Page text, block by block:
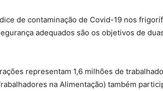
de contaminação de Covid-19 nos
adequados são os objetivos de
representam 1,6 milhões de
na Alimentação) também